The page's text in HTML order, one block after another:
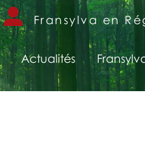
Fransylva en
Actualités